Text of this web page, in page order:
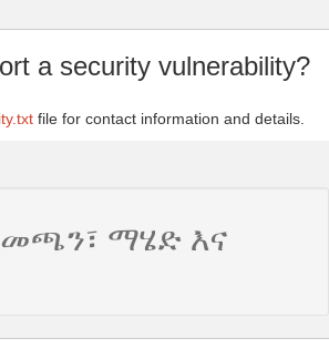
a security vulnerability?
file for contact information and details.
መጫን፣ ማሄድ እና